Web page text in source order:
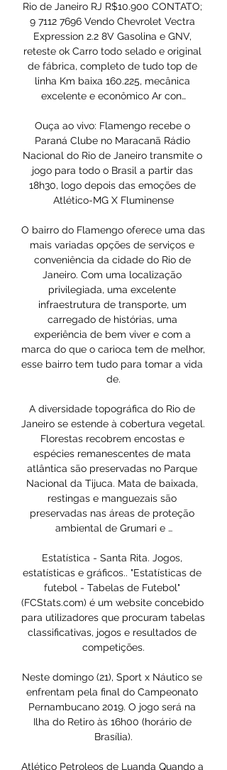
Rio de Janeiro RJ R$10.900 CONTATO;
9 7112 7696 Vendo Chevrolet Vectra
Expression 2.2 8V Gasolina e GNV,
reteste ok Carro todo selado e original
de fábrica, completo de tudo top de
linha Km baixa 160.225, mecânica
excelente e econômico Ar con…
Ouça ao vivo: Flamengo recebe o
Paraná Clube no Maracanã Rádio
Nacional do Rio de Janeiro transmite o
jogo para todo o Brasil a partir das
18h30, logo depois das emoções de
Atlético-MG X Fluminense
O bairro do Flamengo oferece uma das
mais variadas opções de serviços e
conveniência da cidade do Rio de
Janeiro. Com uma localização
privilegiada, uma excelente
infraestrutura de transporte, um
carregado de histórias, uma
experiência de bem viver e com a
marca do que o carioca tem de melhor,
esse bairro tem tudo para tomar a vida
de.
A diversidade topográfica do Rio de
Janeiro se estende à cobertura vegetal.
Florestas recobrem encostas e
espécies remanescentes de mata
atlântica são preservadas no Parque
Nacional da Tijuca. Mata de baixada,
restingas e manguezais são
preservadas nas áreas de proteção
ambiental de Grumari e …
Estatística - Santa Rita. Jogos,
estatísticas e gráficos.. "Estatísticas de
futebol - Tabelas de Futebol"
(FCStats.com) é um website concebido
para utilizadores que procuram tabelas
classificativas, jogos e resultados de
competições.
Neste domingo (21), Sport x Náutico se
enfrentam pela final do Campeonato
Pernambucano 2019. O jogo será na
Ilha do Retiro às 16h00 (horário de
Brasília).
Atlético Petroleos de Luanda Quando a